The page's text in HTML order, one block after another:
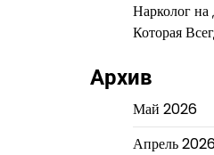
Нарколог
Которая
Архив
Май 2026
Апрель